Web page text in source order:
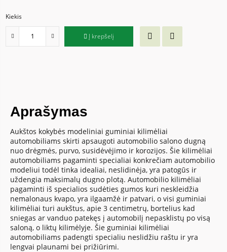
Kiekis
Į krepšelį
Aprašymas
Aukštos kokybės modeliniai guminiai kilimėliai
automobiliams skirti apsaugoti automobilio salono dugną
nuo drėgmės, purvo, susidėvėjimo ir korozijos. Šie kilimėliai
automobiliams pagaminti specialiai konkrečiam automobilio
modeliui todėl tinka idealiai, neslidinėja, yra patogūs ir
uždengia maksimalų dugno plotą. Automobilio kilimėliai
pagaminti iš specialios sudėties gumos kuri neskleidžia
nemalonaus kvapo, yra ilgaamžė ir patvari, o visi guminiai
kilimėliai turi aukštus, apie 3 centimetrų, bortelius kad
sniegas ar vanduo patekęs į automobilį nepasklistų po visą
saloną, o liktų kilimėlyje. Šie guminiai kilimėliai
automobiliams padengti specialiu neslidžiu raštu ir yra
lengvai plaunami bei prižiūrimi.